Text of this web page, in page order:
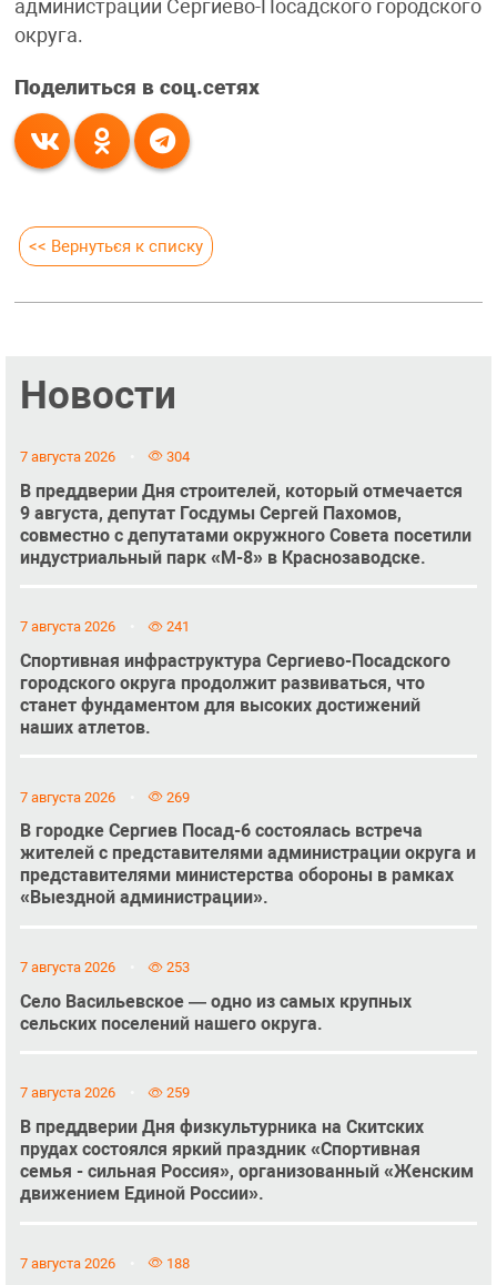
администрации Сергиево-Посадского городского
округа.
Поделиться в соц.сетях
<< Вернуться к списку
Новости
7 августа 2026 304
В преддверии Дня строителей, который отмечается
9 августа, депутат Госдумы Сергей Пахомов,
совместно с депутатами окружного Совета посетили
индустриальный парк «М-8» в Краснозаводске.
7 августа 2026 241
Спортивная инфраструктура Сергиево-Посадского
городского округа продолжит развиваться, что
станет фундаментом для высоких достижений
наших атлетов.
7 августа 2026 269
В городке Сергиев Посад-6 состоялась встреча
жителей с представителями администрации округа и
представителями министерства обороны в рамках
«Выездной администрации».
7 августа 2026 253
Село Васильевское — одно из самых крупных
сельских поселений нашего округа.
7 августа 2026 259
В преддверии Дня физкультурника на Скитских
прудах состоялся яркий праздник «Спортивная
семья - сильная Россия», организованный «Женским
движением Единой России».
7 августа 2026 188